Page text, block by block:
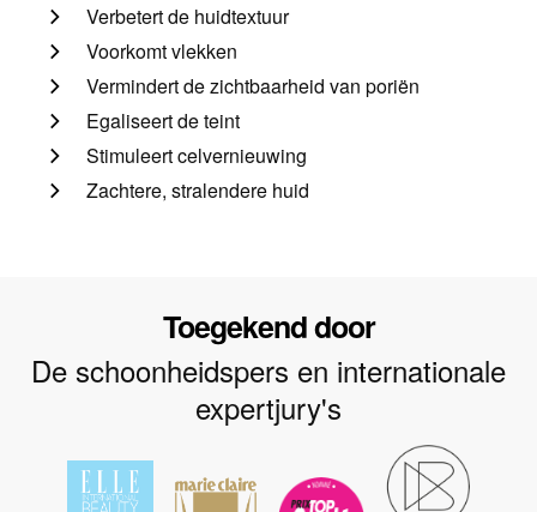
Verbetert de huidtextuur
Voorkomt vlekken
Vermindert de zichtbaarheid van poriën
Egaliseert de teint
Stimuleert celvernieuwing
Zachtere, stralendere huid
Toegekend door
De schoonheidspers en internationale
expertjury's